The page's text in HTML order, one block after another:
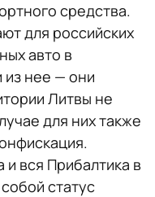
средства.
для российских
авто в
из нее — они
Литвы не
для них также
вся Прибалтика в
статус